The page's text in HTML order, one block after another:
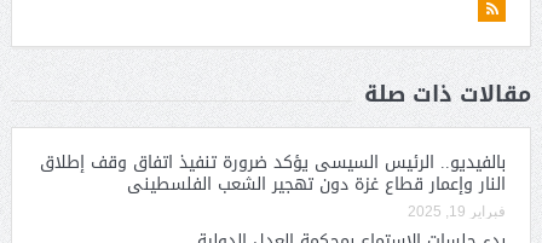
مقالات ذات صلة
بالفيديو.. الرئيس السيسى يؤكد ضرورة تنفيذ اتفاق وقف إطلاق
النار وإعمار قطاع غزة دون تهجير الشعب الفلسطينى
فبراير 19, 2025